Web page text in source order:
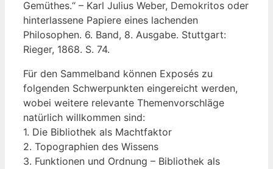
Gemüthes.“ – Karl Julius Weber, Demokritos oder
hinterlassene Papiere eines lachenden
Philosophen. 6. Band, 8. Ausgabe. Stuttgart:
Rieger, 1868. S. 74.
Für den Sammelband können Exposés zu
folgenden Schwerpunkten eingereicht werden,
wobei weitere relevante Themenvorschläge
natürlich willkommen sind:
1. Die Bibliothek als Machtfaktor
2. Topographien des Wissens
3. Funktionen und Ordnung – Bibliothek als